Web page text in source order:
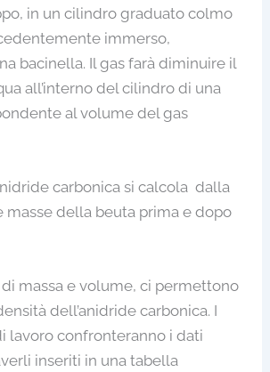
in un cilindro graduato colmo
immerso,
bacinella. Il gas farà diminuire il
all’interno del cilindro di una
al volume del gas
carbonica si calcola dalla
masse della beuta prima e dopo
massa e volume, ci permettono
dell’anidride carbonica. I
lavoro confronteranno i dati
inseriti in una tabella